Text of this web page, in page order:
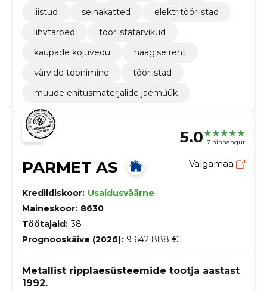
liistud
seinakatted
elektritööriistad
lihvtarbed
tööriistatarvikud
kaupade kojuvedu
haagise rent
värvide toonimine
tööriistad
muude ehitusmaterjalide jaemüük
5.0 7 hinnangut
PARMET AS Valgamaa
Krediidiskoor: Usaldusväärne
Maineskoor: 8630
Töötajaid: 38
Prognooskäive (2026): 9 642 888 €
Metallist ripplaesüsteemide tootja aastast
1992.